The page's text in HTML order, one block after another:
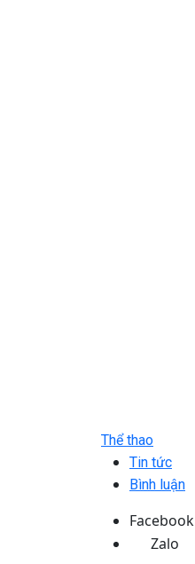
Thể thao
Tin tức
Bình luận
Facebook
Zalo